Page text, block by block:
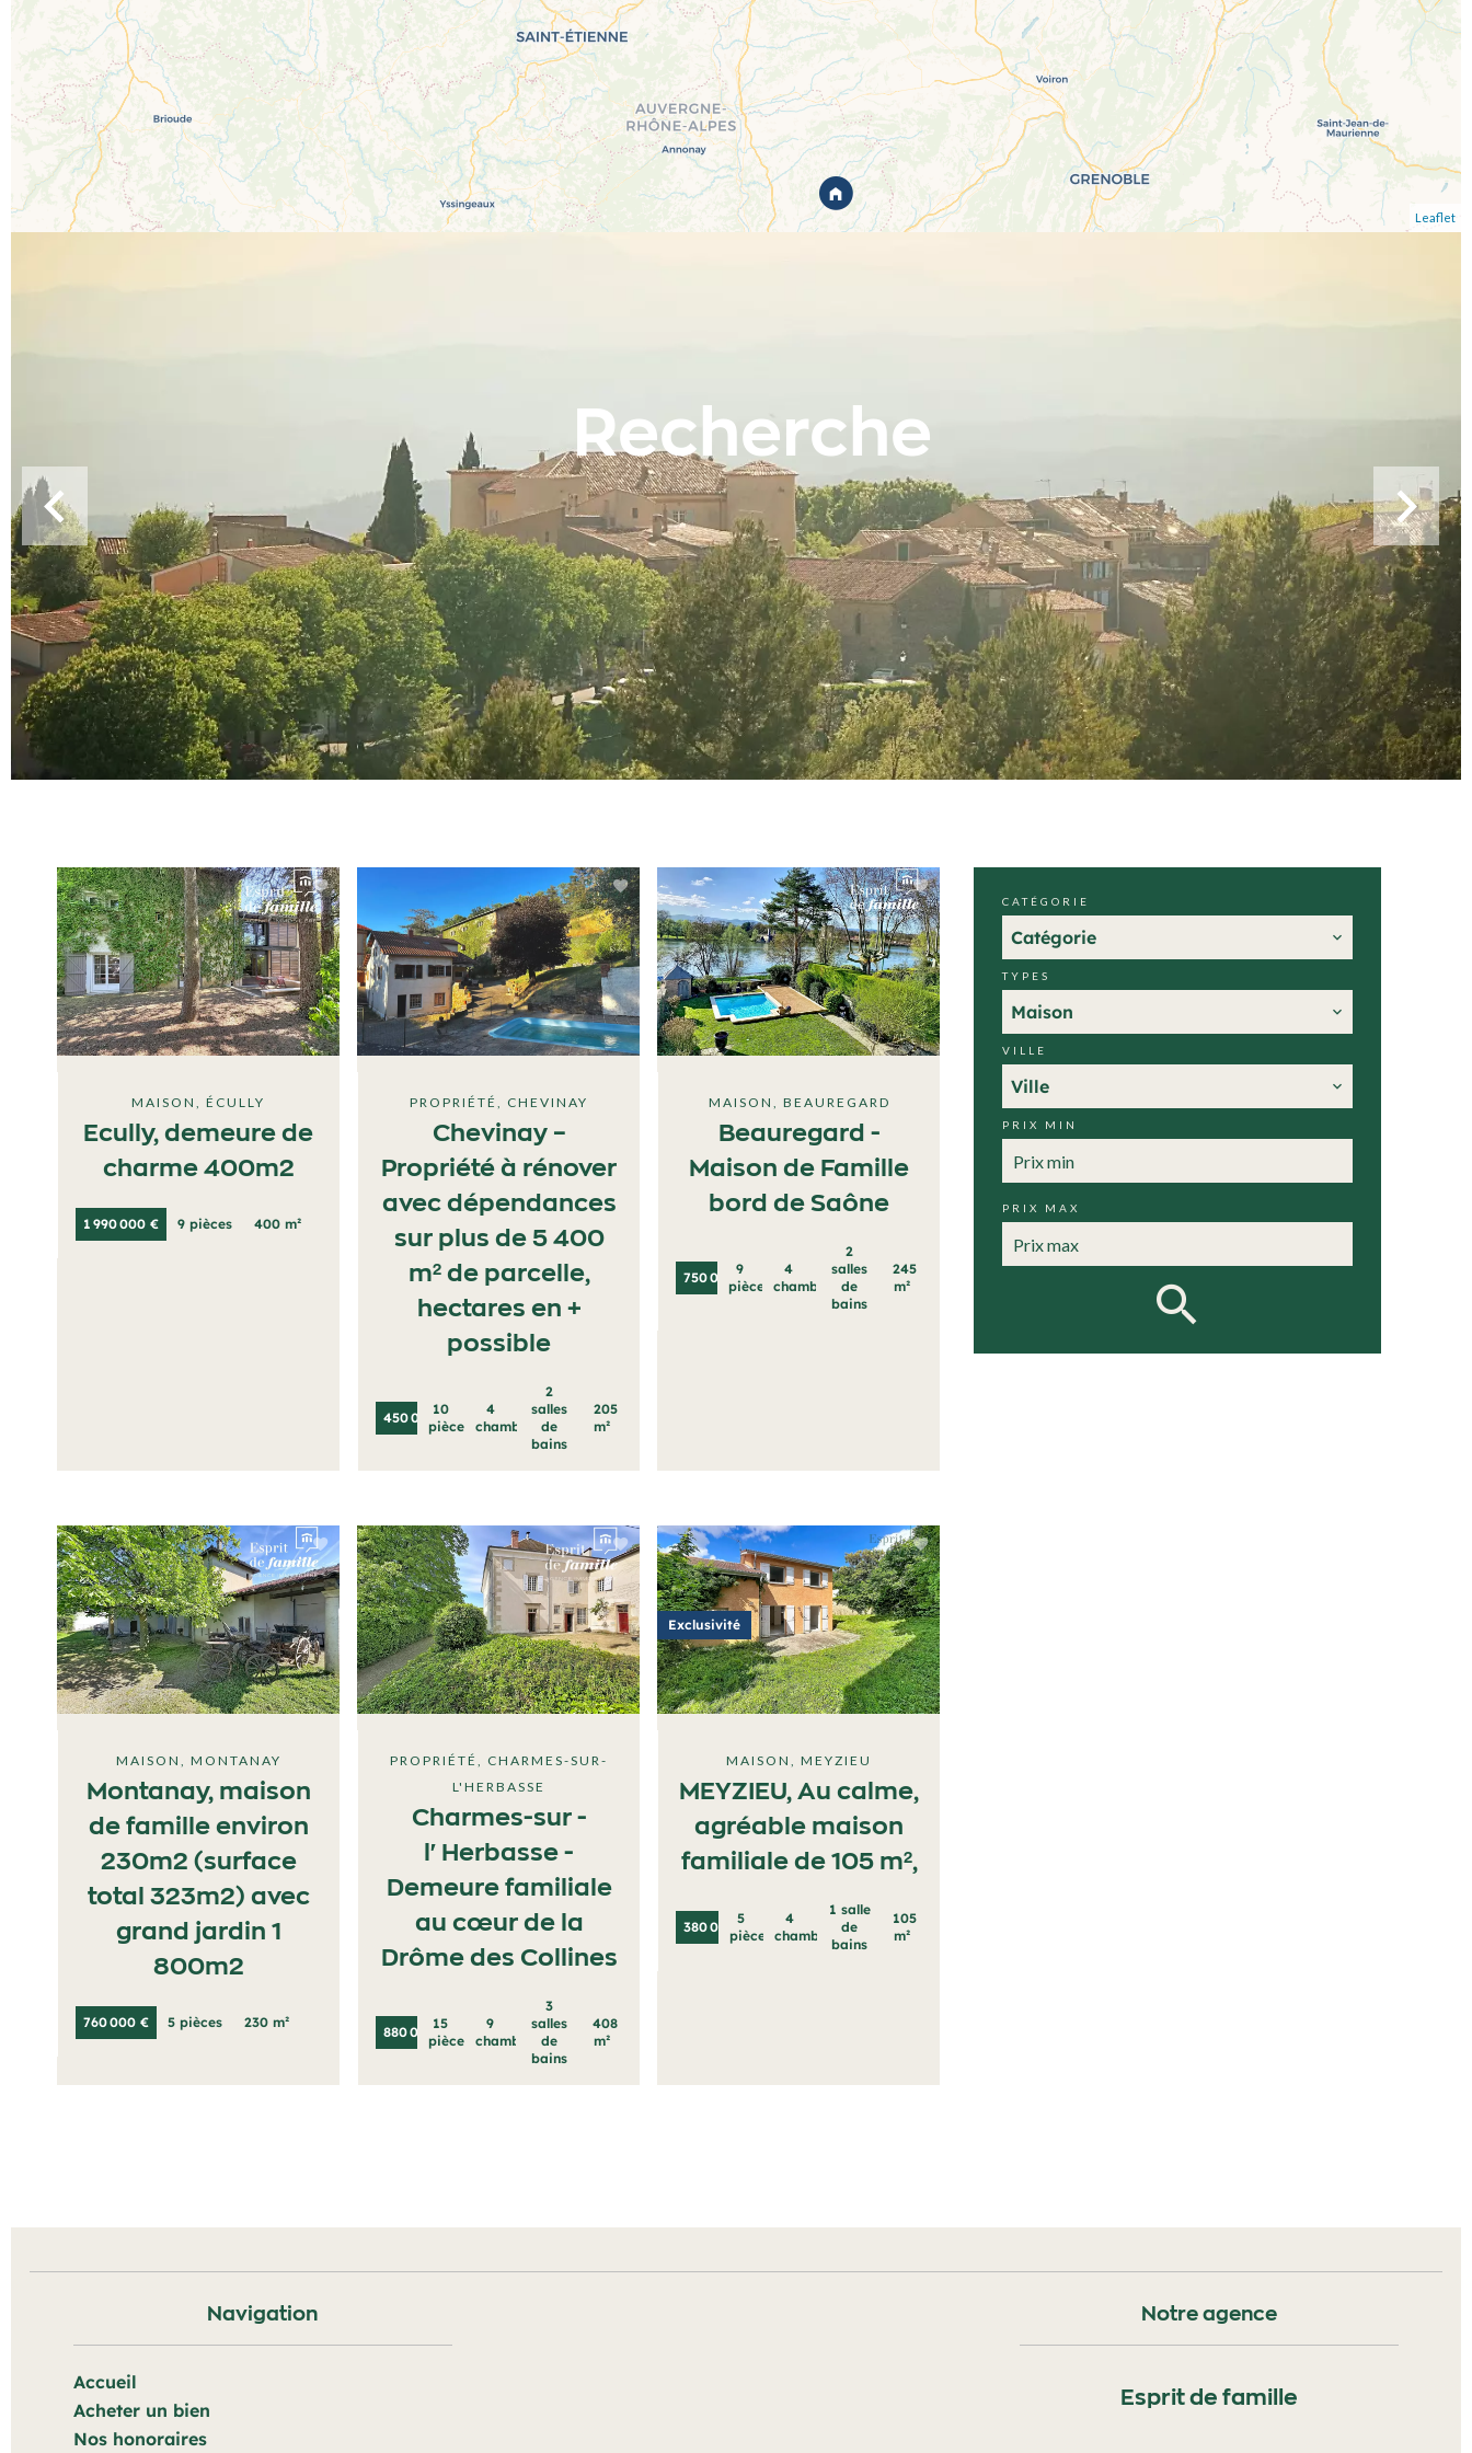
Leaflet
Recherche
MAISON, ÉCULLY
Ecully, demeure de
charme 400m2
1 990 000 € 9 pièces 400 m²
PROPRIÉTÉ, CHEVINAY
Chevinay –
Propriété à rénover
avec dépendances
sur plus de 5 400
m² de parcelle,
hectares en +
possible
450 000 €
10
pièces
4
chambres
2
salles
de
bains
205
m²
MAISON, BEAUREGARD
Beauregard -
Maison de Famille
bord de Saône
750 000 €
9
pièces
4
chambres
2
salles
de
bains
245
m²
MAISON, MONTANAY
Montanay, maison
de famille environ
230m2 (surface
total 323m2) avec
grand jardin 1
800m2
760 000 € 5 pièces 230 m²
PROPRIÉTÉ, CHARMES-SUR-
L'HERBASSE
Charmes-sur -
l'Herbasse -
Demeure familiale
au cœur de la
Drôme des Collines
880 000 €
15
pièces
9
chambres
3
salles
de
bains
408
m²
MAISON, MEYZIEU
MEYZIEU, Au calme,
agréable maison
familiale de 105 m²,
380 000 €
5
pièces
4
chambres
1 salle
de
bains
105
m²
Exclusivité
CATÉGORIE
Catégorie
TYPES
Maison
VILLE
Ville
PRIX MIN
PRIX MAX
Navigation
Accueil
Acheter un bien
Nos honoraires
Notre agence
Esprit de famille